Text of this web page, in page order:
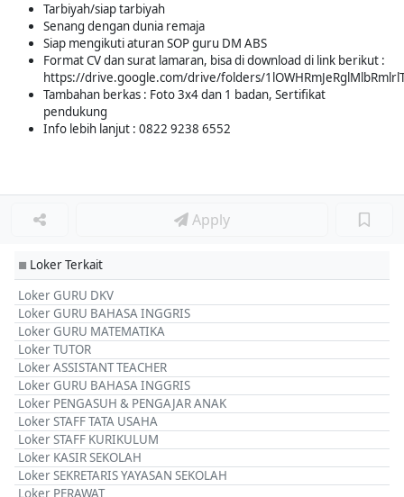
Tarbiyah/siap tarbiyah
Senang dengan dunia remaja
Siap mengikuti aturan SOP guru DM ABS
Format CV dan surat lamaran, bisa di download di link berikut :
https://drive.google.com/drive/folders/
Tambahan berkas : Foto 3x4 dan 1 badan, Sertifikat
pendukung
Info lebih lanjut : 0822 9238 6552
Apply
■ Loker Terkait
Loker GURU DKV
Loker GURU BAHASA INGGRIS
Loker GURU MATEMATIKA
Loker TUTOR
Loker ASSISTANT TEACHER
Loker GURU BAHASA INGGRIS
Loker PENGASUH & PENGAJAR ANAK
Loker STAFF TATA USAHA
Loker STAFF KURIKULUM
Loker KASIR SEKOLAH
Loker SEKRETARIS YAYASAN SEKOLAH
Loker PERAWAT